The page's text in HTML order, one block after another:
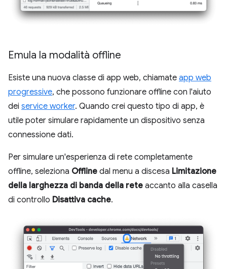
Emula la modalità offline
Esiste una nuova classe di app web, chiamate app web
progressive, che possono funzionare offline con l'aiuto
dei service worker. Quando crei questo tipo di app, è
utile poter simulare rapidamente un dispositivo senza
connessione dati.
Per simulare un'esperienza di rete completamente
offline, seleziona Offline dal menu a discesa Limitazione
della larghezza di banda della rete accanto alla casella
di controllo Disattiva cache.